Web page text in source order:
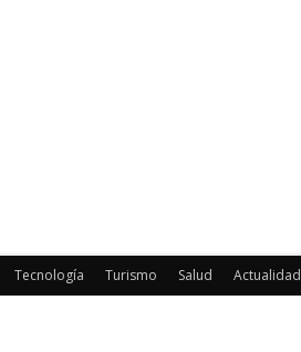
Tecnología Turismo Salud Actualidad